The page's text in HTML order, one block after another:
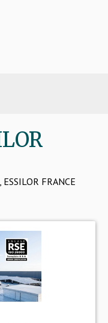
FRANCE